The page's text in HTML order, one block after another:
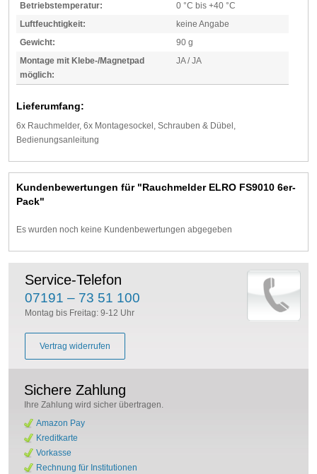
Betriebstemperatur:
0 °C bis +40 °C
Luftfeuchtigkeit:
keine Angabe
Gewicht:
90 g
Montage mit Klebe-/Magnetpad
möglich:
JA / JA
Lieferumfang:
6x Rauchmelder, 6x Montagesockel, Schrauben & Dübel,
Bedienungsanleitung
Kundenbewertungen für "Rauchmelder ELRO FS9010 6er-
Pack"
Es wurden noch keine Kundenbewertungen abgegeben
Service-Telefon
07191 – 73 51 100
Montag bis Freitag: 9-12 Uhr
Vertrag widerrufen
Sichere Zahlung
Ihre Zahlung wird sicher übertragen.
Amazon Pay
Kreditkarte
Vorkasse
Rechnung für Institutionen